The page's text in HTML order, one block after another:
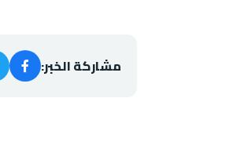
مشاركة الخبر: